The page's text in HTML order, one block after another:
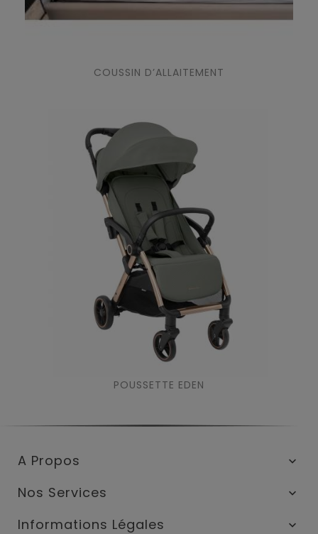
COUSSIN D’ALLAITEMENT
POUSSETTE EDEN
A Propos 
Nos Services 
Informations Légales 